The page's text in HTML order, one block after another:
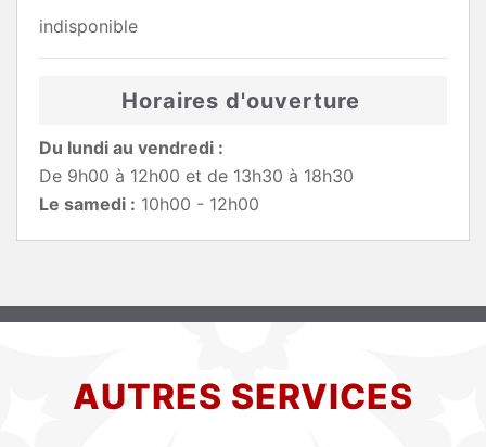
indisponible
Horaires d'ouverture
Du lundi au vendredi :
De 9h00 à 12h00 et de 13h30 à 18h30
Le samedi : 10h00 - 12h00
AUTRES SERVICES